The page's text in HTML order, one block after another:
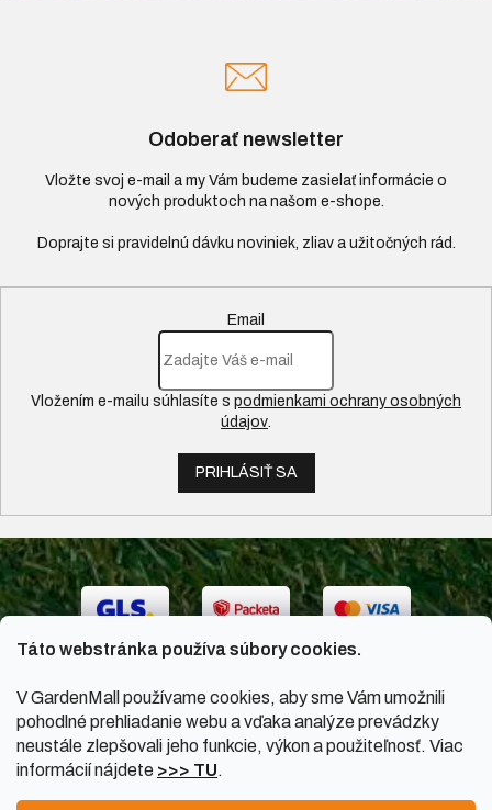
Táto webstránka používa súbory cookies.
V GardenMall používame cookies, aby sme Vám umožnili
pohodlné prehliadanie webu a vďaka analýze prevádzky
neustále zlepšovali jeho funkcie, výkon a použiteľnosť. Viac
informácií nájdete >>> TU.
Odoberať newsletter
Vložte svoj e-mail a my Vám budeme zasielať informácie o
nových produktoch na našom e-shope.
Email
Vložením e-mailu súhlasíte s podmienkami ochrany osobných
údajov.
PRIHLÁSIŤ SA